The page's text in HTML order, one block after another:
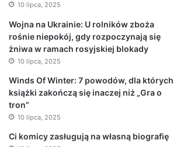
10 lipca, 2025
Wojna na Ukrainie: U rolników zboża
rośnie niepokój, gdy rozpoczynają się
żniwa w ramach rosyjskiej blokady
10 lipca, 2025
Winds Of Winter: 7 powodów, dla których
książki zakończą się inaczej niż „Gra o
tron”
10 lipca, 2025
Ci komicy zasługują na własną biografię